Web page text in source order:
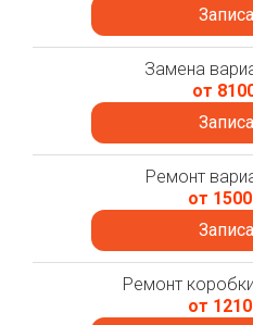
Замена
от
Ремонт
от
Ремонт
от